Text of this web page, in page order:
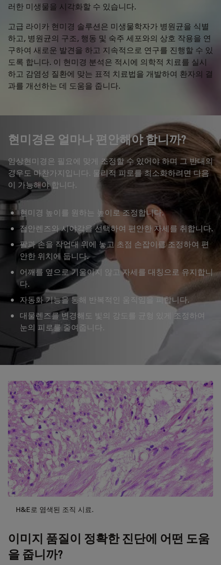
러한 미생물을 시각화할 수 있습니다.
고급 라이카 현미경 솔루션은 미생물학자가 병원균을 식별
하고, 병원균의 구조, 행동 및 숙주 세포와의 상호 작용을 연
구하여 새로운 발견을 하고 지속적으로 연구를 진행할 수 있
도록 합니다. 이 현미경 분석은 적시에 의학적 치료를 실시
하고 감염성 질환에 맞는 표적 치료법을 개발하여 환자의 결
과를 개선하는 데 도움을 줍니다.
현미경은 얼마나 편안해야 합니까?
임상현미경은 필요에 맞게 조정할 수 있어야 하며 그 반대의
경우도 마찬가지입니다. 물리적 피로를 최소화하려면 다음
이 가능해야 합니다.
현미경 높이를 원하는 높이로 조정합니다.
접안렌즈와 시야각을 선택하여 편안한 자세를 취합니다.
팔과 손을 작업대 위에 놓고 초점 손잡이를 조정하여 편
안한 위치에 둡니다.
어깨를 옆으로 기울이지 않고 자세를 대칭으로 유지합니
다.
자동화 기능을 통해 반복적인 움직임을 피합니다.
대물렌즈를 변경해도 빛의 강도를 균형 있게 조정하여
눈의 피로를 줄여줍니다.
H&E로 염색된 조직 시료.
이미지 품질이 정확한 진단에 어떤 도움
을 줍니까?